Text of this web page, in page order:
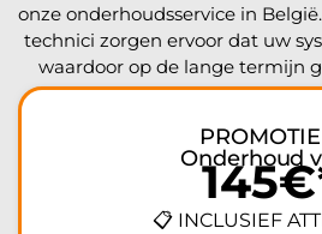
onze onderhoudsservice in
technici zorgen ervoor dat uw
waardoor op de lange termijn
Onderhoud
📋 INCLUSIEF